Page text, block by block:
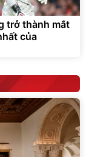
trở thành mắt
của